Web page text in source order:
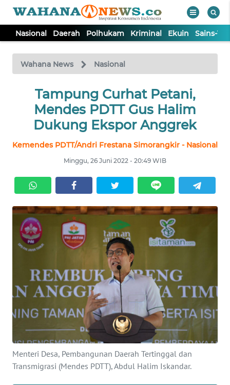
Nasional Daerah Polhukam Kriminal Ekuin Sains-
Wahana News Nasional
Tampung Curhat Petani,
Mendes PDTT Gus Halim
Dukung Ekspor Anggrek
Kemendes PDTT/Andri Frestana Simorangkir - Nasional
Minggu, 26 Juni 2022 - 20:49 WIB
Menteri Desa, Pembangunan Daerah Tertinggal dan
Transmigrasi (Mendes PDTT), Abdul Halim Iskandar.
TV
Tutup
NASIONAL
DAERAH
POLHUKAM
KRIMINAL
EKUIN
SAINS-TEKNO
INTERNASIONAL
SERBA-SERBI
PENDIDIKAN